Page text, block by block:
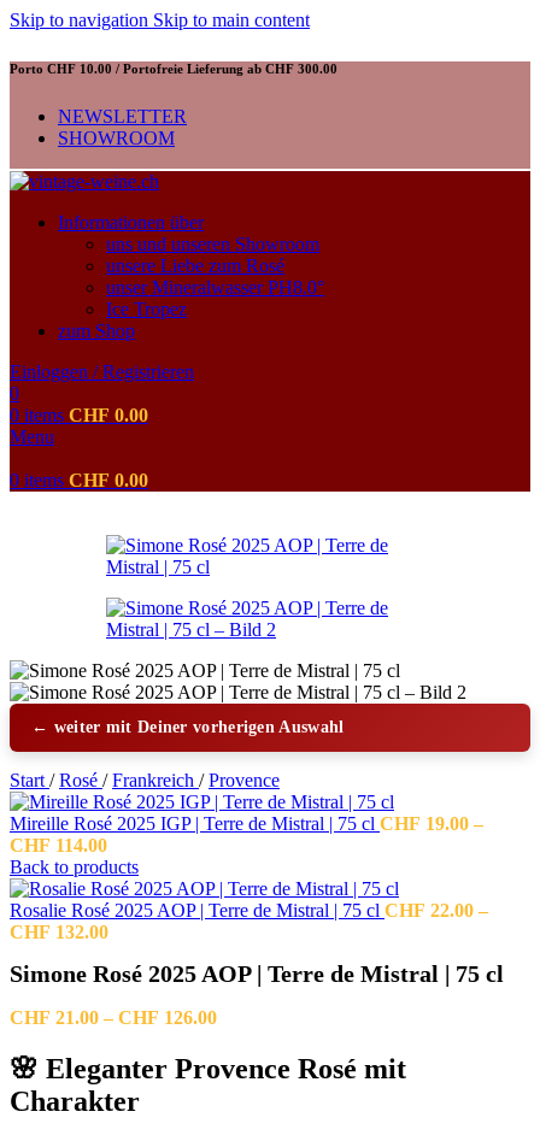
Skip to navigation Skip to main content
Porto CHF 10.00 / Portofreie Lieferung ab CHF 300.00
NEWSLETTER
SHOWROOM
Informationen über
uns und unseren Showroom
unsere Liebe zum Rosé
unser Mineralwasser PH8.0°
Ice Tropez
zum Shop
Einloggen / Registrieren
0
0 items CHF 0.00
Menu
0 items CHF 0.00
← weiter mit Deiner vorherigen Auswahl
Start / Rosé / Frankreich / Provence
Mireille Rosé 2025 IGP | Terre de Mistral | 75 cl CHF 19.00 –
CHF 114.00Preisspanne:
CHF 19.00
bis
CHF 114.00
Back to products
Rosalie Rosé 2025 AOP | Terre de Mistral | 75 cl CHF 22.00 –
CHF 132.00Preisspanne:
bis
Simone Rosé 2025 AOP | Terre de Mistral | 75 cl
CHF 21.00 – CHF 126.00Preisspanne:
CHF 126.00
🌸 Eleganter Provence Rosé mit
Charakter